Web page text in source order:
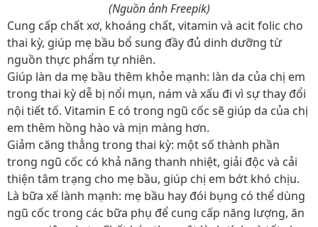
(Nguồn ảnh Freepik)
Cung cấp chất xơ, khoáng chất, vitamin và acit folic cho
thai kỳ, giúp mẹ bầu bổ sung đầy đủ dinh dưỡng từ
nguồn thực phẩm tự nhiên.
Giúp làn da mẹ bầu thêm khỏe mạnh: làn da của chị em
trong thai kỳ dễ bị nổi mụn, nám và xấu đi vì sự thay đổi
nội tiết tố. Vitamin E có trong ngũ cốc sẽ giúp da của chị
em thêm hồng hào và mịn màng hơn.
Giảm căng thẳng trong thai kỳ: một số thành phần
trong ngũ cốc có khả năng thanh nhiệt, giải độc và cải
thiện tâm trạng cho mẹ bầu, giúp chị em bớt khó chịu.
Là bữa xế lành mạnh: mẹ bầu hay đói bụng có thể dùng
ngũ cốc trong các bữa phụ để cung cấp năng lượng, ăn